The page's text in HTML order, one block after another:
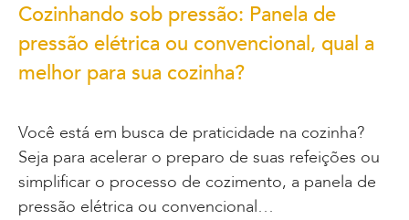
Cozinhando sob pressão: Panela de
pressão elétrica ou convencional, qual a
melhor para sua cozinha?
Você está em busca de praticidade na cozinha?
Seja para acelerar o preparo de suas refeições ou
simplificar o processo de cozimento, a panela de
pressão elétrica ou convencional…